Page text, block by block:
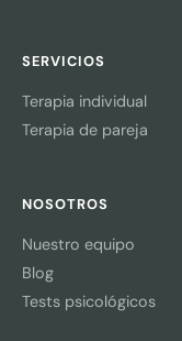
SERVICIOS
Terapia individual
Terapia de pareja
NOSOTROS
Nuestro equipo
Blog
Tests psicológicos